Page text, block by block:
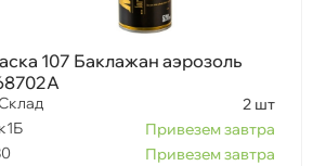
107 Баклажан аэрозоль
2 шт
Привезем завтра
Привезем завтра